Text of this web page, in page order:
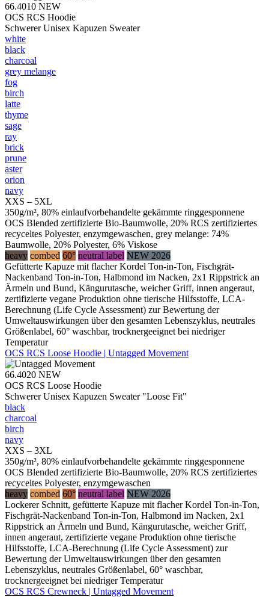
66.4010 NEW
OCS RCS Hoodie
Schwerer Unisex Kapuzen Sweater
white
black
charcoal
grey melange
fog
birch
latte
thyme
sage
ray
brick
prune
aster
orion
navy
XXS – 5XL
350g/m², 80% einlaufvorbehandelte gekämmte ringgesponnene
OCS Blended zertifizierte Bio-Baumwolle, 20% RCS zertifiziertes
recyceltes Polyester, enzymgewaschen, grey melange: 74%
Baumwolle, 20% Polyester, 6% Viskose
heavy combed 60° neutral label NEW 2026
Gefütterte Kapuze mit flacher Kordel Ton-in-Ton, Fischgrät-
Nackenband Ton-in-Ton, Halbmond im Nacken, 2x1 Rippstrick an
Ärmeln und Bund, Kängurutasche, weicher Griff, innen angeraut,
zertifizierte vegane Produktion ohne tierische Hilfsstoffe, LCA-
Berechnung (Life Cycle Assessment) zur Bewertung der
Umweltauswirkungen über den gesamten Lebenszyklus, neutrales
Größenlabel, 60° waschbar, trocknergeeignet bei niedriger
Temperatur
OCS RCS Loose Hoodie | Untagged Movement
66.4020 NEW
OCS RCS Loose Hoodie
Schwerer Unisex Kapuzen Sweater "Loose Fit"
black
charcoal
birch
navy
XXS – 3XL
350g/m², 80% einlaufvorbehandelte gekämmte ringgesponnene
OCS Blended zertifizierte Bio-Baumwolle, 20% RCS zertifiziertes
recyceltes Polyester, enzymgewaschen
heavy combed 60° neutral label NEW 2026
Lockerer Schnitt, gefütterte Kapuze mit flacher Kordel Ton-in-Ton,
Fischgrät-Nackenband Ton-in-Ton, Halbmond im Nacken, 2x1
Rippstrick an Ärmeln und Bund, Kängurutasche, weicher Griff,
innen angeraut, zertifizierte vegane Produktion ohne tierische
Hilfsstoffe, LCA-Berechnung (Life Cycle Assessment) zur
Bewertung der Umweltauswirkungen über den gesamten
Lebenszyklus, neutrales Größenlabel, 60° waschbar,
trocknergeeignet bei niedriger Temperatur
OCS RCS Crewneck | Untagged Movement